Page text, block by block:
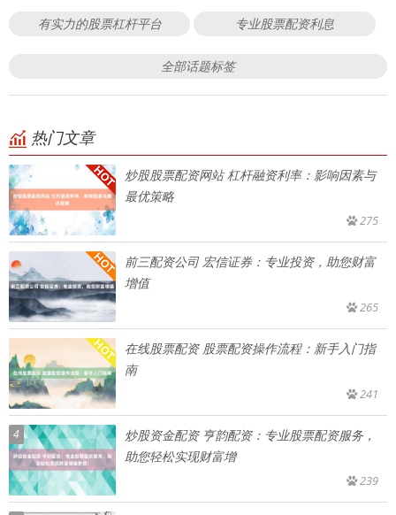
有实力的股票杠杆平台 专业股票配资利息
全部话题标签
热门文章
炒股股票配资网站 杠杆融资利率：影响因素与
最优策略
275
前三配资公司 宏信证券：专业投资，助您财富
增值
265
在线股票配资 股票配资操作流程：新手入门指
南
241
4
炒股资金配资 亨韵配资：专业股票配资服务，
助您轻松实现财富增
239